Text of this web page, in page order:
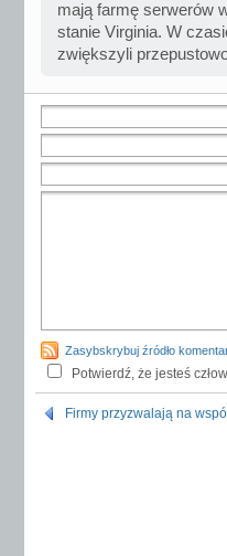
mają farmę serwerów
stanie Virginia. W
zwiększyli
Zasybskrybuj źródło
Potwierdź, że jesteś
Firmy przyzwalają na